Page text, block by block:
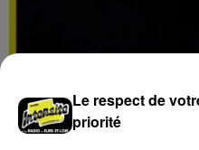
Le respect de
priorité